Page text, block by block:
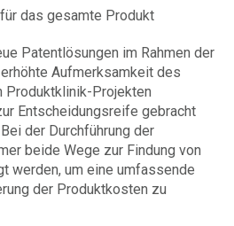
das gesamte Produkt
Patentlösungen im Rahmen der
Aufmerksamkeit des
Produktklinik-Projekten
Entscheidungsreife gebracht
der Durchführung der
beide Wege zur Findung von
werden, um eine umfassende
der Produktkosten zu